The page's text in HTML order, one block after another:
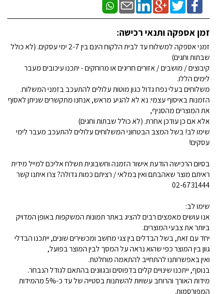
זמן אספקה ותנאי רכישה:
זמני אספקה למשלוח עד לבית הלקוח הינם בין 2-7 ימי עסקים. (לא כולל
שבתות וחגים)
קיבוצים / מושבים / אזורים חריגים או מרוחקים - יתכנו עיכובים מעבר
לימים הללו.
משלוחים בעלי נפח גדול כגון מוטות עלולים להתעכב בזמני המשלוח.
הזמנות באיסוף עצמי: נא לא להגיע מראש, אנחנו מתקשרים שניתן לאסוף
את המוצרים מהסניף,
אלא אם כן עודכן אחרת. (לא כולל שבתות וחגים)
שימו לב! בשל המצב הבטחוני המשלוחים עלולים להתעכב מעבר לימי
עסקים!
בסיום הרכישה הודעת אישור הזמנה וחשבונית תשלח אליכם למייל מידית
ראיתם מוצר שאהבתם ואין במלאי / רציתם כמות גדולה? צרו איתנו קשר
02-6731444
שימו לב:
אנו עושים מאמצים רבים להציג באתר תמונות המשקפות באופן המדויק
ביותר את צבעי המוצרים.
יחד עם זאת, בשל הבדלים בין צגי מחשב ומכשירים שונים, ייתכנו הבדלי
גוון בין המוצר כפי שהוא נראה על המסך לבין המוצר בפועל,
ואין באפשרותנו להתחייב להתאמה מוחלטת.
בנוסף, ייתכנו שינויים קלים בדפוסים ובגוונים בהתאם לגודל הנבחר.
מידות האורך והרוחב עשויות להשתנות בסטייה של עד כ-5% מהמידות
המפורסמות.